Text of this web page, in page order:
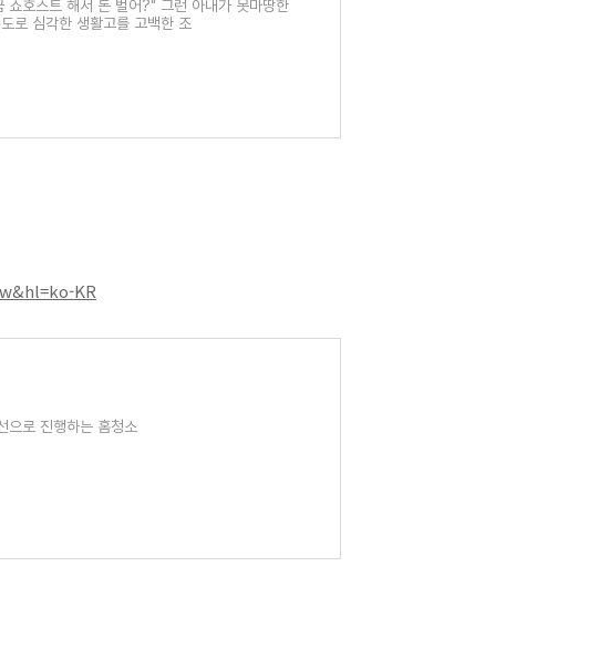
호스트 해서 돈 벌어?" 그런 아내가 못마땅한
로 심각한 생활고를 고백한 조
KR
로 진행하는 홈청소